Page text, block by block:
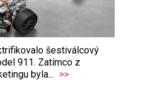
šestiválcový
911. Zatímco z
byla... >>